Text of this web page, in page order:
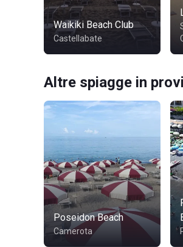
Waikiki Beach Club
Castellabate
Altre spiagge in
Poseidon Beach
Camerota